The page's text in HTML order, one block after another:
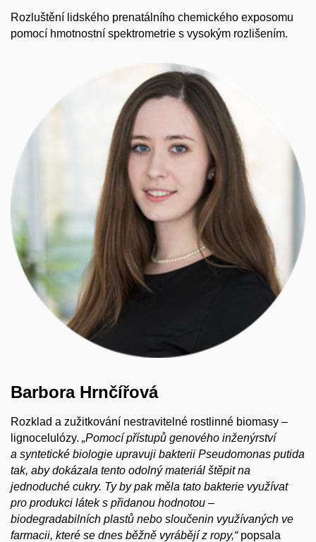
Rozluštění lidského prenatálního chemického exposomu
pomocí hmotnostní spektrometrie s vysokým rozlišením.
Barbora Hrnčířová
Rozklad a zužitkování nestravitelné rostlinné biomasy –
lignocelulózy. „Pomocí přístupů genového inženýrství
a syntetické biologie upravuji bakterii Pseudomonas putida
tak, aby dokázala tento odolný materiál štěpit na
jednoduché cukry. Ty by pak měla tato bakterie využívat
pro produkci látek s přidanou hodnotou –
biodegradabilních plastů nebo sloučenin využívaných ve
farmacii, které se dnes běžně vyrábějí z ropy,“popsala